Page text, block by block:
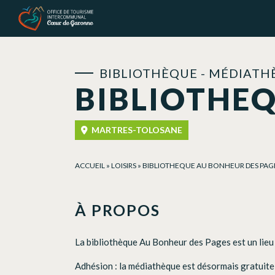
BIBLIOTHÈQUE -
MARTRES-TOLOSANE
ACCUEIL » LOISIRS » BIBLIOTHEQUE AU BONHEUR DES
À PROPOS
La bibliothèque Au Bonheur des Pages est un
Adhésion : la médiathèque est désormais
Panneau de gestion des cookies